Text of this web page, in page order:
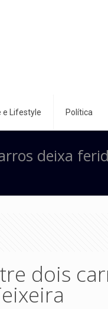
e Lifestyle Política
deixa
dois